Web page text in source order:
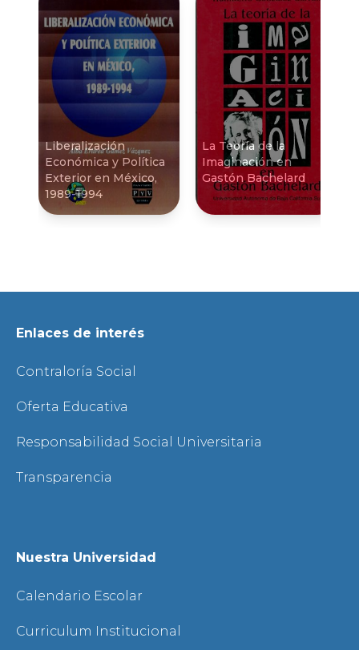
Liberalización
Económica y Polí­tica
Exterior en México,
1989-1994
La Teorí­a de la
Imaginación en
Gastón Bachelard
Enlaces de interés
Contraloría Social
Oferta Educativa
Responsabilidad Social Universitaria
Transparencia
Nuestra Universidad
Calendario Escolar
Curriculum Institucional